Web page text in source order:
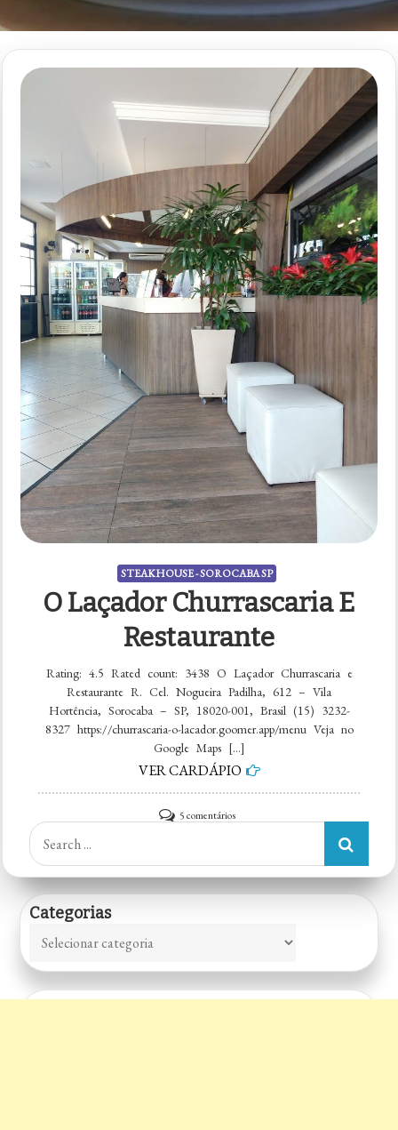
STEAKHOUSE - SOROCABA SP
O Laçador Churrascaria E
Restaurante
Rating: 4.5 Rated count: 3438 O Laçador Churrascaria e
Restaurante R. Cel. Nogueira Padilha, 612 – Vila
Hortência, Sorocaba – SP, 18020-001, Brasil (15) 3232-
8327 https://churrascaria-o-lacador.goomer.app/menu Veja no
Google Maps […]
VER CARDÁPIO
5 comentáriosem
Laçador
Restaurante
Search
for:
Categorias
Categorias